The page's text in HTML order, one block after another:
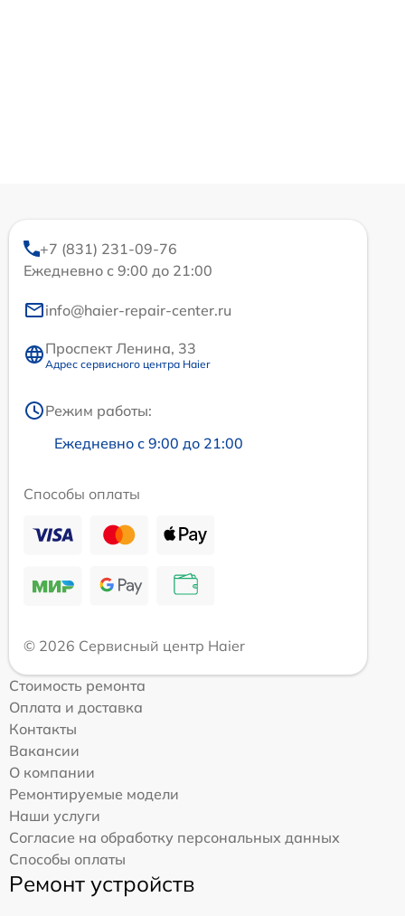
+7 (831) 231-09-76
Ежедневно с 9:00 до 21:00
info@haier-repair-center.ru
Проспект Ленина, 33
Адрес сервисного центра Haier
Режим работы:
Ежедневно с 9:00 до 21:00
Способы оплаты
© 2026 Сервисный центр Haier
Стоимость ремонта
Оплата и доставка
Контакты
Вакансии
О компании
Ремонтируемые модели
Наши услуги
Согласие на обработку персональных данных
Способы оплаты
Ремонт устройств